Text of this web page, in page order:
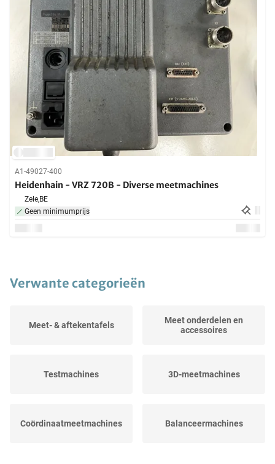
A1-49027-400
Heidenhain - VRZ 720B - Diverse meetmachines
Zele,BE
Geen minimumprijs
Verwante categorieën
Meet- & aftekentafels
Meet onderdelen en
accessoires
Testmachines 3D-meetmachines
Coördinaatmeetmachines Balanceermachines